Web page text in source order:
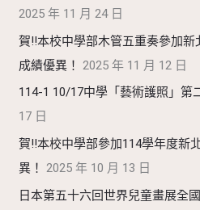
2025 年 11 月 24 日
賀!!本校中學部木管五重奏參加
成績優異！ 2025 年 11 月 12 日
114-1 10/17中學「藝術護照」第
17 日
賀!!本校中學部參加114學年度新
異！ 2025 年 10 月 13 日
日本第五十六回世界兒童畫展全